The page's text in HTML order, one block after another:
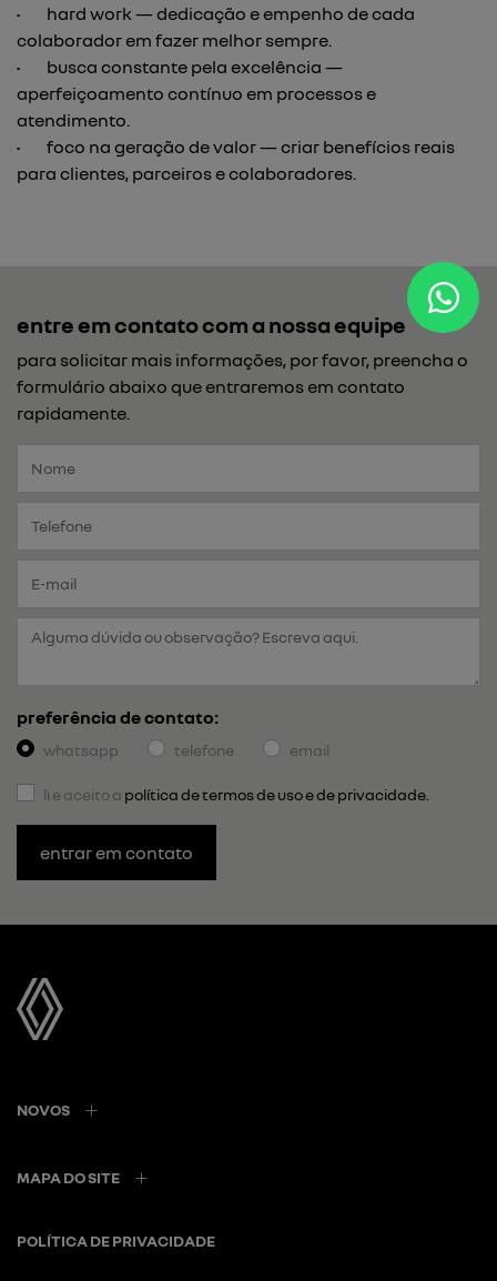
• hard work — dedicação e empenho de cada
colaborador em fazer melhor sempre.
• busca constante pela excelência —
aperfeiçoamento contínuo em processos e
atendimento.
• foco na geração de valor — criar benefícios reais
para clientes, parceiros e colaboradores.
entre em contato com a nossa equipe
para solicitar mais informações, por favor, preencha o
formulário abaixo que entraremos em contato
rapidamente.
preferência de contato:
whatsapp telefone email
li e aceito a política de termos de uso e de privacidade.
entrar em contato
NOVOS
MAPA DO SITE
POLÍTICA DE PRIVACIDADE